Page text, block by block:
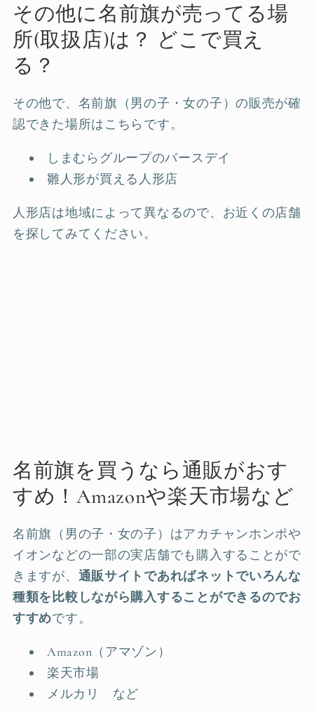
その他に名前旗が売ってる場
所(取扱店)は？ どこで買え
る？
その他で、名前旗（男の子・女の子）の販売が確
認できた場所はこちらです。
しまむらグループのバースデイ
雛人形が買える人形店
人形店は地域によって異なるので、お近くの店舗
を探してみてください。
名前旗を買うなら通販がおす
すめ！Amazonや楽天市場など
名前旗（男の子・女の子）はアカチャンホンポや
イオンなどの一部の実店舗でも購入することがで
きますが、 通販サイトであればネットでいろんな
種類を比較しながら購入することができるのでお
すすめです。
Amazon（アマゾン）
楽天市場
メルカリ など